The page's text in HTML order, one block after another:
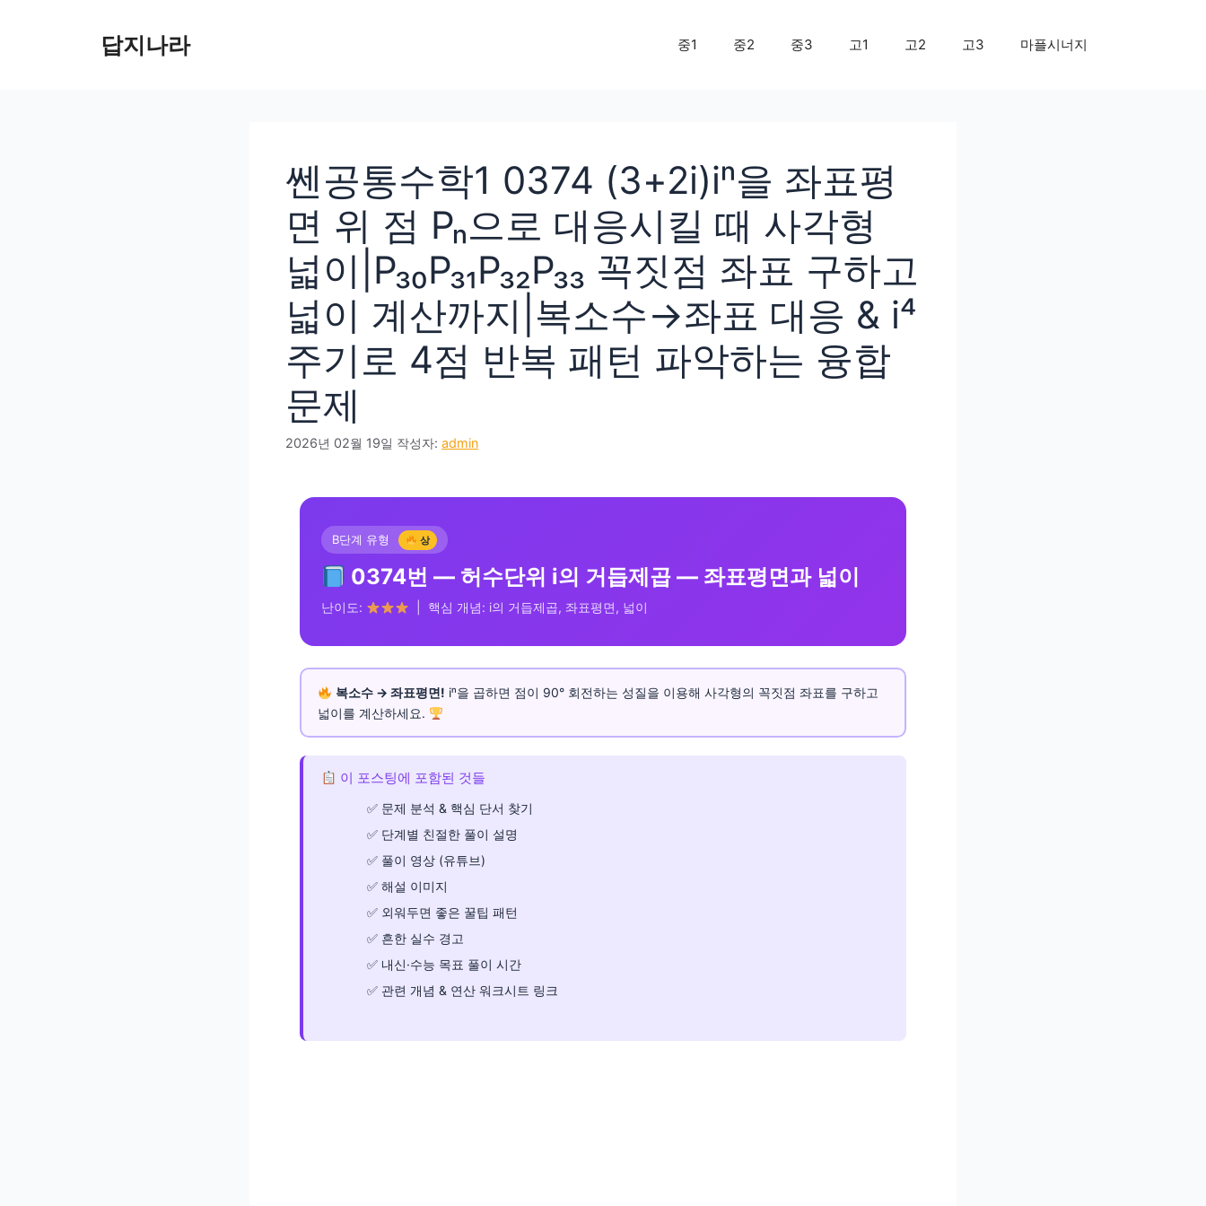
답지나라 중1 중2 중3 고1 고2 고3 마플시너지
쎈공통수학1 0374 (3+2i)iⁿ을 좌표평
면 위 점 Pₙ으로 대응시킬 때 사각형
넓이|P₃₀P₃₁P₃₂P₃₃ 꼭짓점 좌표 구하고
넓이 계산까지|복소수→좌표 대응 & i⁴
주기로 4점 반복 패턴 파악하는 융합
문제
2026년 02월 19일 작성자: admin
B단계 유형 상
0374번 — 허수단위 i의 거듭제곱 — 좌표평면과 넓이
난이도: | 핵심 개념: i의 거듭제곱, 좌표평면, 넓이
복소수 → 좌표평면! iⁿ을 곱하면 점이 90° 회전하는 성질을 이용해 사각형의 꼭짓점 좌표를 구하고
넓이를 계산하세요.
이 포스팅에 포함된 것들
문제 분석 & 핵심 단서 찾기
단계별 친절한 풀이 설명
풀이 영상 (유튜브)
해설 이미지
외워두면 좋은 꿀팁 패턴
흔한 실수 경고
내신·수능 목표 풀이 시간
관련 개념 & 연산 워크시트 링크